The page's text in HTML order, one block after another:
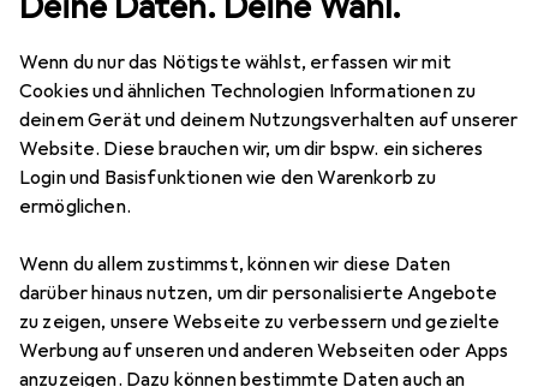
Wenn du nur das Nötigste wählst, erfassen wir mit
Cookies und ähnlichen Technologien Informationen zu
deinem Gerät und deinem Nutzungsverhalten auf unserer
Website. Diese brauchen wir, um dir bspw. ein sicheres
Login und Basisfunktionen wie den Warenkorb zu
ermöglichen.
Wenn du allem zustimmst, können wir diese Daten
darüber hinaus nutzen, um dir personalisierte Angebote
zu zeigen, unsere Webseite zu verbessern und gezielte
Werbung auf unseren und anderen Webseiten oder Apps
anzuzeigen. Dazu können bestimmte Daten auch an
7 Bilder
PrimewireCAT.7 Netzwerkkabel flach
- Ethernet Gigabit Lan Kabel RJ45 -
Patchkabel - komp. CAT.5 CAT.6 CAT.8
U/FTP, CAT7, 2 m
Preis in EUR inkl. MwSt.
EUR
6,95